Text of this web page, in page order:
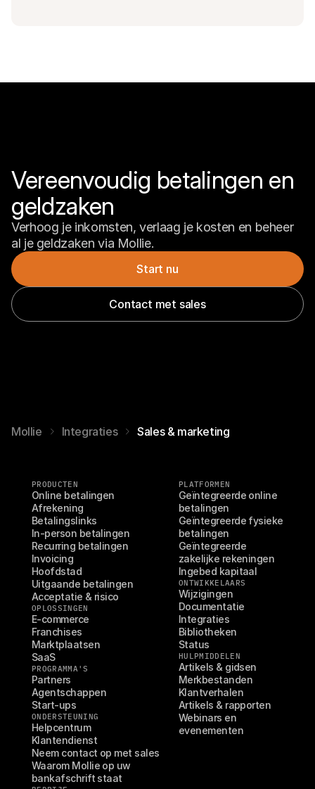
Vereenvoudig betalingen en
geldzaken
Verhoog je inkomsten, verlaag je kosten en beheer
al je geldzaken via Mollie.
Start nu
Contact met sales
Mollie Integraties Sales & marketing
PRODUCTEN
Online betalingen
Afrekening
Betalingslinks
In-person betalingen
Recurring betalingen
Invoicing
Hoofdstad
Uitgaande betalingen
Acceptatie & risico
OPLOSSINGEN
E-commerce
Franchises
Marktplaatsen
SaaS
PROGRAMMA'S
Partners
Agentschappen
Start-ups
ONDERSTEUNING
Helpcentrum
Klantendienst
Neem contact op met sales
Waarom Mollie op uw
bankafschrift staat
PLATFORMEN
Geïntegreerde online
betalingen
Geïntegreerde fysieke
betalingen
Geïntegreerde
zakelijke rekeningen
Ingebed kapitaal
ONTWIKKELAARS
Wijzigingen
Documentatie
Integraties
Bibliotheken
Status
HULPMIDDELEN
Artikels & gidsen
Merkbestanden
Klantverhalen
Artikels & rapporten
Webinars en
evenementen